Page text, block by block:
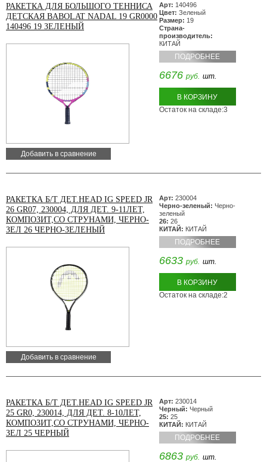
РАКЕТКА ДЛЯ БОЛЬШОГО ТЕННИСА
ДЕТСКАЯ BABOLAT NADAL 19 GR0000
140496 19 ЗЕЛЕНЫЙ
Добавить в сравнение
Арт: 140496
Цвет: Зеленый
Размер: 19
Страна-
производитель:
КИТАЙ
ПОДРОБНЕЕ
6676 руб. шт.
В КОРЗИНУ
Остаток на складе:3
РАКЕТКА Б/Т ДЕТ.HEAD IG SPEED JR
26 GR07, 230004, ДЛЯ ДЕТ. 9-11ЛЕТ,
КОМПОЗИТ,СО СТРУНАМИ, ЧЕРНО-
ЗЕЛ 26 ЧЕРНО-ЗЕЛЕНЫЙ
Добавить в сравнение
Арт: 230004
Черно-зеленый: Черно-
зеленый
26: 26
КИТАЙ: КИТАЙ
ПОДРОБНЕЕ
6633 руб. шт.
В КОРЗИНУ
Остаток на складе:2
РАКЕТКА Б/Т ДЕТ.HEAD IG SPEED JR
25 GR0, 230014, ДЛЯ ДЕТ. 8-10ЛЕТ,
КОМПОЗИТ,СО СТРУНАМИ, ЧЕРНО-
ЗЕЛ 25 ЧЕРНЫЙ
Арт: 230014
Черный: Черный
25: 25
КИТАЙ: КИТАЙ
ПОДРОБНЕЕ
6863 руб. шт.